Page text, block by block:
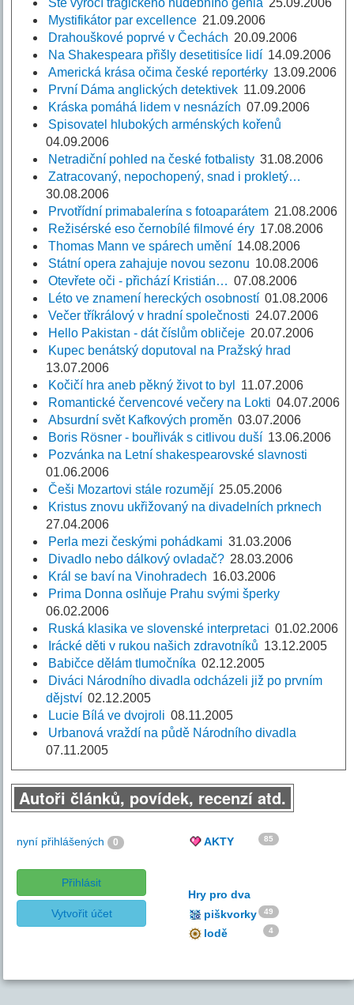
Sté výročí tragického hudebního génia 25.09.2006
Mystifikátor par excellence 21.09.2006
Drahouškové poprvé v Čechách 20.09.2006
Na Shakespeara přišly desetitisíce lidí 14.09.2006
Americká krása očima české reportérky 13.09.2006
První Dáma anglických detektivek 11.09.2006
Kráska pomáhá lidem v nesnázích 07.09.2006
Spisovatel hlubokých arménských kořenů
04.09.2006
Netradiční pohled na české fotbalisty 31.08.2006
Zatracovaný, nepochopený, snad i prokletý…
30.08.2006
Prvotřídní primabalerína s fotoaparátem 21.08.2006
Režisérské eso černobílé filmové éry 17.08.2006
Thomas Mann ve spárech umění 14.08.2006
Státní opera zahajuje novou sezonu 10.08.2006
Otevřete oči - přichází Kristián… 07.08.2006
Léto ve znamení hereckých osobností 01.08.2006
Večer tříkrálový v hradní společnosti 24.07.2006
Hello Pakistan - dát číslům obličeje 20.07.2006
Kupec benátský doputoval na Pražský hrad
13.07.2006
Kočičí hra aneb pěkný život to byl
11.07.2006
Romantické červencové večery na Lokti 04.07.2006
Absurdní svět Kafkových proměn 03.07.2006
Boris Rösner - bouřlivák s citlivou duší 13.06.2006
Pozvánka na Letní shakespearovské slavnosti
01.06.2006
Češi Mozartovi stále rozumějí 25.05.2006
Kristus znovu ukřižovaný na divadelních prknech
27.04.2006
Perla mezi českými pohádkami 31.03.2006
Divadlo nebo dálkový ovladač? 28.03.2006
Král se baví na Vinohradech 16.03.2006
Prima Donna oslňuje Prahu svými šperky
06.02.2006
Ruská klasika ve slovenské interpretaci 01.02.2006
Irácké děti v rukou našich zdravotníků 13.12.2005
Babičce dělám tlumočníka 02.12.2005
Diváci Národního divadla odcházeli již po prvním
dějství 02.12.2005
Lucie Bílá ve dvojroli 08.11.2005
Urbanová vraždí na půdě Národního divadla
07.11.2005
Autoři článků, povídek, recenzí atd.
nyní přihlášených 0
Přihlásit
Vytvořit účet
AKTY 85
Hry pro dva
piškvorky
49
lodě 4